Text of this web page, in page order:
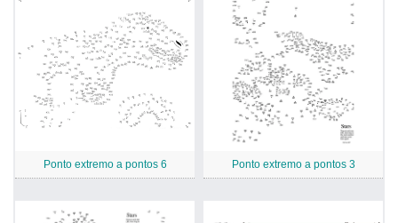
Ponto extremo a pontos 6 Ponto extremo a pontos 3